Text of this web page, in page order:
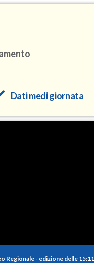
Dati medi giornata
Regionale - edizione delle 15:11